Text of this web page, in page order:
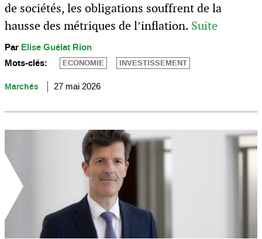
de sociétés, les obligations souffrent de la
hausse des métriques de l’inflation. Suite
Par Elise Guélat Rion
Mots-clés:
ECONOMIE INVESTISSEMENT
Marchés 27 mai 2026